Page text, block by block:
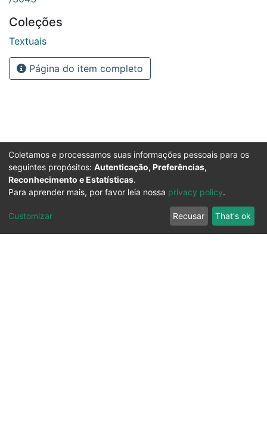
Coleções
Textuais
Página do item completo
Coletamos e processamos suas informações pessoais para os
seguintes propósitos: Autenticação, Preferências,
Reconhecimento e Estatísticas.
Para aprender mais, por favor leia nossa privacy policy.
Customizar Recusar That's ok